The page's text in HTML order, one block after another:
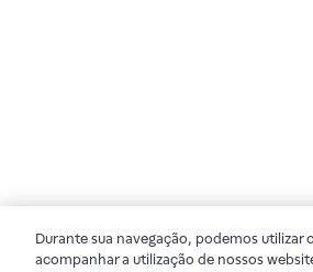
Durante sua navegação, podemos utilizar
acompanhar a utilização de nossos